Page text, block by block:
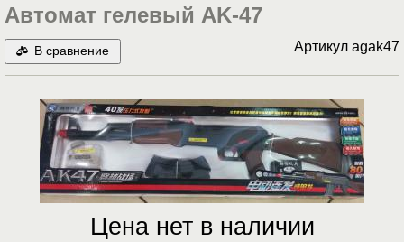
Автомат гелевый AK-47
В сравнение Артикул agak47
Цена нет в наличии